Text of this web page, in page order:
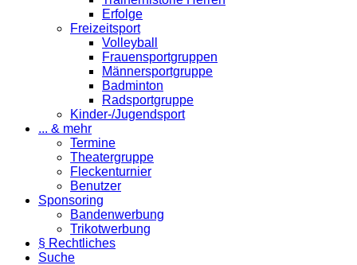
Erfolge
Freizeitsport
Volleyball
Frauensportgruppen
Männersportgruppe
Badminton
Radsportgruppe
Kinder-/Jugendsport
... & mehr
Termine
Theatergruppe
Fleckenturnier
Benutzer
Sponsoring
Bandenwerbung
Trikotwerbung
§ Rechtliches
Suche